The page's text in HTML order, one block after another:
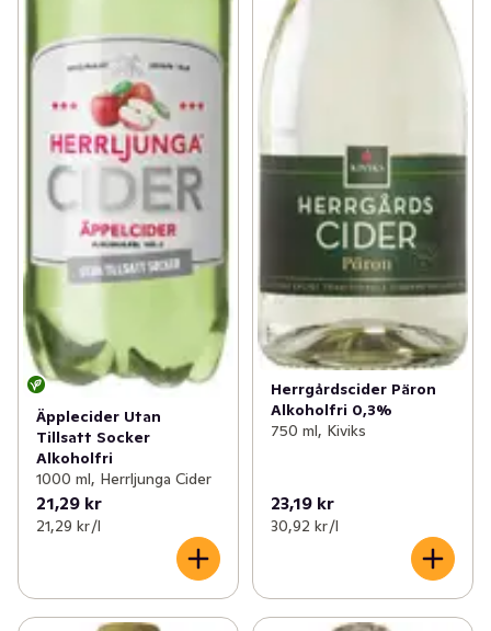
Äpplecider Utan
Tillsatt Socker
Alkoholfri
1000 ml, Herrljunga Cider
21,29 kr
21,29 kr /l
Herrgårdscider Päron
Alkoholfri 0,3%
750 ml, Kiviks
23,19 kr
30,92 kr /l